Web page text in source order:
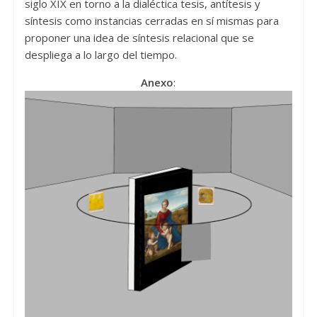
siglo XIX en torno a la dialéctica tesis, antítesis y
síntesis como instancias cerradas en sí mismas para
proponer una idea de síntesis relacional que se
despliega a lo largo del tiempo.
Anexo: